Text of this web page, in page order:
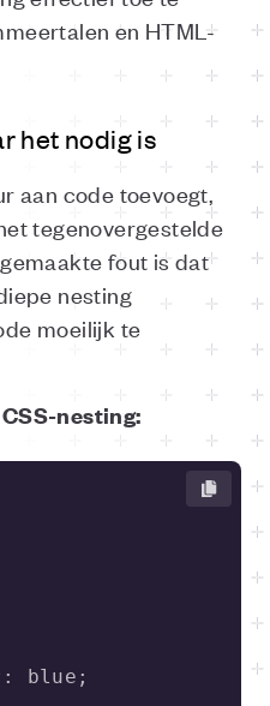
en HTML-
het nodig is
aan code toevoegt,
tegenovergestelde
fout is dat
nesting
moeilijk te
nesting: